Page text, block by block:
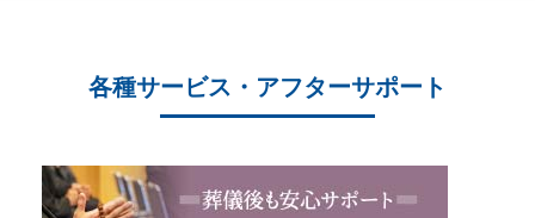
各種サービス・アフターサポート